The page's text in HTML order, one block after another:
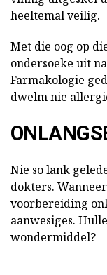
heeltemal veilig.
Met die oog op
ondersoeke uit
Farmakologie
dwelm nie
Nie so lank
dokters.
voorbereiding
aanwesiges.
wondermiddel?